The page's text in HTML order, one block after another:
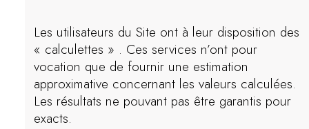
Les utilisateurs du Site ont à leur disposition des
« calculettes » . Ces services n’ont pour
vocation que de fournir une estimation
approximative concernant les valeurs calculées.
Les résultats ne pouvant pas être garantis pour
exacts.